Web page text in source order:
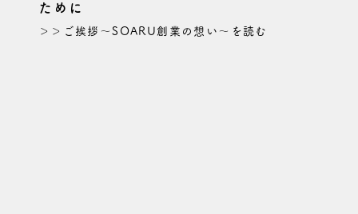
ために
＞＞ご挨拶～SOARU創業の想い～を読む